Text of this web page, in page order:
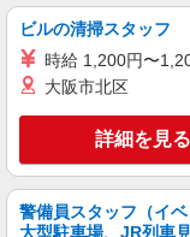
ビルの清掃スタッフ
時給 1,200円〜
大阪市北区
詳細を見る
警備員スタッフ（イベ
大型駐車場、JR列車